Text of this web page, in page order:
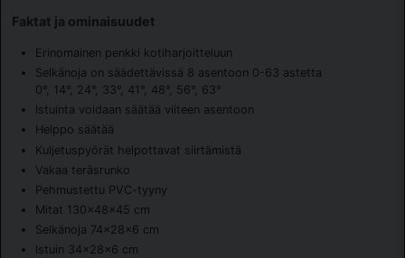
Faktat ja ominaisuudet
Erinomainen penkki kotiharjoitteluun
Selkänoja on säädettävissä 8 asentoon 0-63 astetta
0°, 14°, 24°, 33°, 41°, 48°, 56°, 63°
Istuinta voidaan säätää viiteen asentoon
Helppo säätää
Kuljetuspyörät helpottavat siirtämistä
Vakaa teräsrunko
Pehmustettu PVC-tyyny
Mitat 130x48x45 cm
Selkänoja 74x28x6 cm
Istuin 34x28x6 cm